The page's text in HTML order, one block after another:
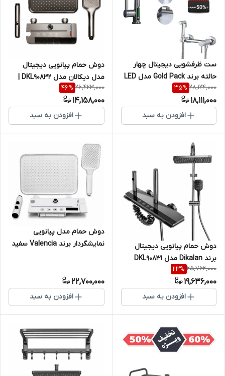
ست ظرفشویی دیجیتال چهار
حالته برند Gold Pack مدل LED
4 Mode Set + ست شیر توالت
فرنگی سرد و گرم
28,124,000
35%
18,111,000
افزودن به سبد
دوش حمام پیانویی دیجیتال
مدل دیکالان مدل DKL90832 |
رنگ دودی لوکس
26,423,000
46%
14,158,000
افزودن به سبد
دوش حمام پیانویی دیجیتال
برند Dikalan مدل DKL90831
25,762,000
23%
19,636,000
افزودن به سبد
دوش حمام مدل پیانویی
نمایشگردار برند Valencia سفید
22,700,000
افزودن به سبد